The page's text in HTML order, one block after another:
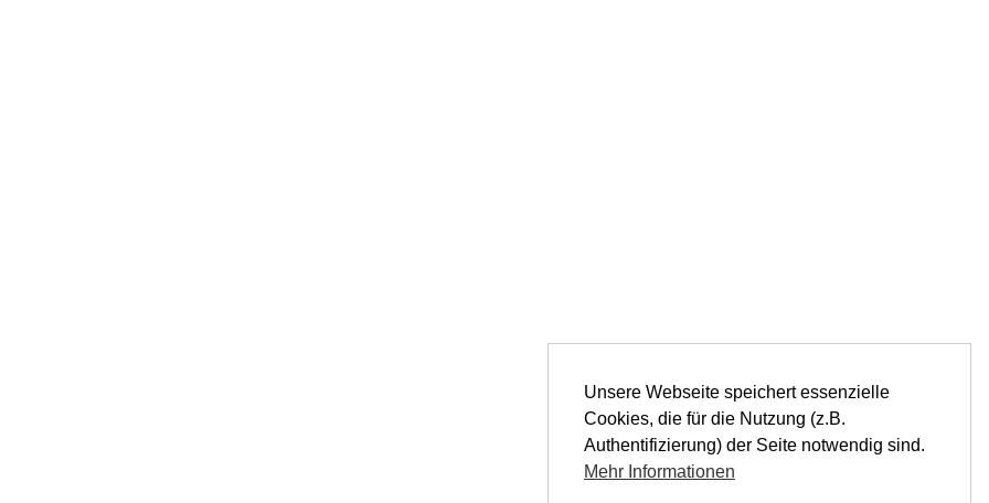
Unsere Webseite speichert essenzielle
Cookies, die für die Nutzung (z.B.
Authentifizierung) der Seite notwendig sind.
Mehr Informationen